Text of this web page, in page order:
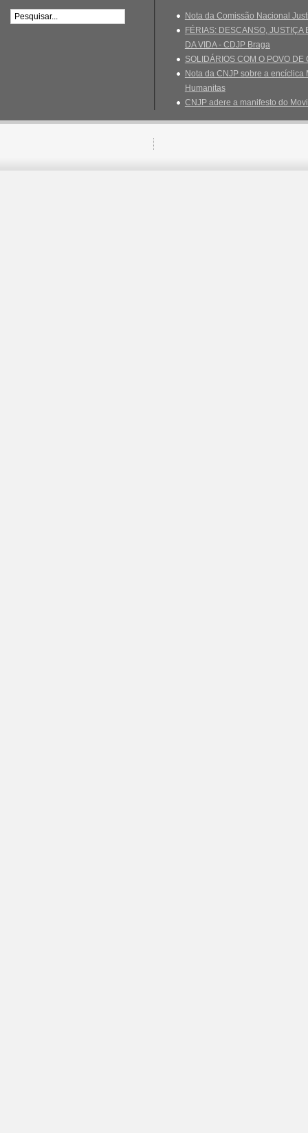
Nota da Comissão Nacional
FÉRIAS: DESCANSO, JUSTIÇA
DA VIDA - CDJP Braga
SOLIDÁRIOS COM O POVO DE
Nota da CNJP sobre a encíclica
Humanitas
CNJP adere a manifesto do